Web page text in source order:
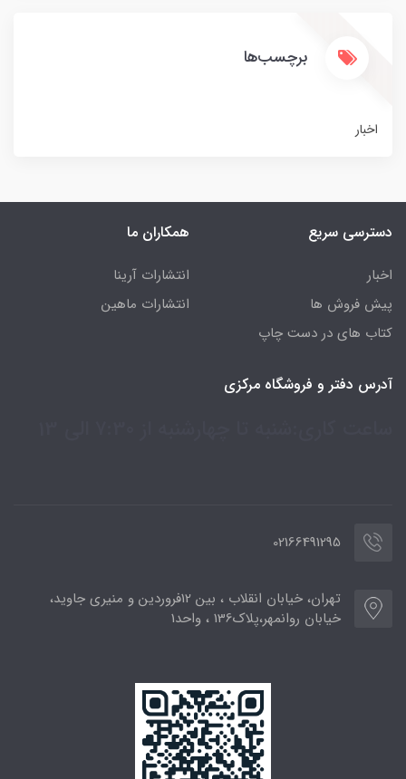
برچسب‌ها
اخبار
دسترسی سریع
اخبار
پیش فروش ها
کتاب های در دست چاپ
همکاران ما
انتشارات آرینا
انتشارات ماهین
آدرس دفتر و فروشگاه مرکزی
02166491295
تهران، خیابان انقلاب ، بین 12فروردین و منیری جاوید،
خیابان روانمهر،پلاک136 ، واحد1